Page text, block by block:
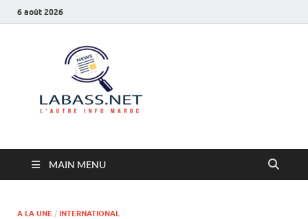
6 août 2026
MAIN MENU
A LA UNE / INTERNATIONAL